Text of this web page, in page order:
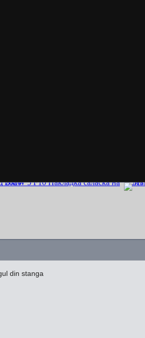
din stanga